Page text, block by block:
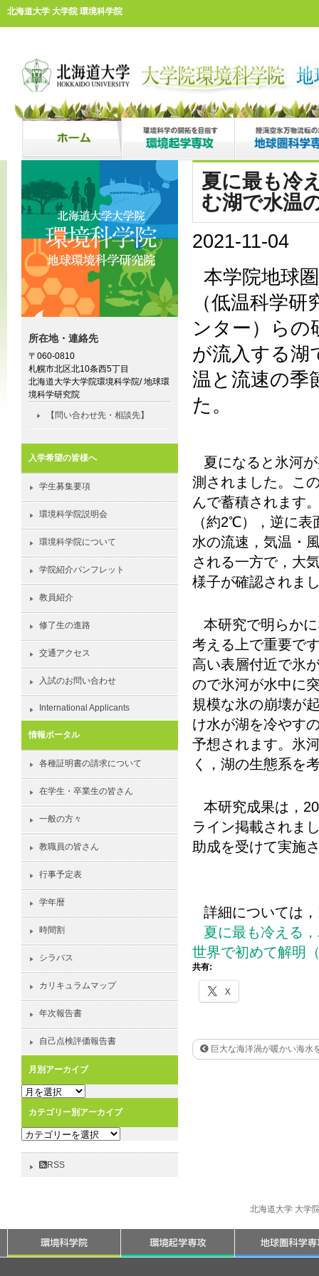
北海道大学 大学院 環境科学院
夏に最も冷
む湖で水温
2021-11-04
本学院地球
（低温科学
ンター）らの
が流入する湖
温と流速の季
た。
夏になると氷河
測されました。こ
んで蓄積されます
（約2℃），逆に表
水の流速，気温・
される一方で，大
様子が確認されま
本研究で明らか
考える上で重要で
高い表層付近で氷
ので氷河が水中に
規模な氷の崩壊が
け水が湖を冷やす
予想されます。氷
く，湖の生態系を
本研究成果は，
ライン掲載されま
助成を受けて実施
詳細については
夏に最も冷える
世界で初めて解明
共有:
X
巨大な海洋渦が暖かい海水
所在地・連絡先
〒060-0810
札幌市北区北10条西5丁目
北海道大学大学院環境科学院/ 地球環
境科学研究院
【問い合わせ先・相談先】
入学希望の皆様へ
学生募集要項
環境科学院説明会
環境科学院について
学院紹介パンフレット
教員紹介
修了生の進路
交通アクセス
入試のお問い合わせ
International Applicants
情報ポータル
各種証明書の請求について
在学生・卒業生の皆さん
一般の方々
教職員の皆さん
行事予定表
学年暦
時間割
シラバス
カリキュラムマップ
年次報告書
自己点検評価報告書
月別アーカイブ
月
ー
カ
イ
カテゴリー別アーカイブ
カ
ゴ
カ
RSS
北海道大学 大学